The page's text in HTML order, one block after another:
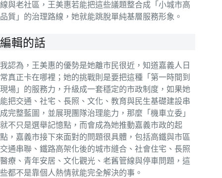
線與老社區，王美惠若能把這些議題整合成「小城市高
品質」的治理路線，她就能跳脫單純基層服務形象。
編輯的話
我認為，王美惠的優勢是她離市民很近，知道嘉義人日
常真正卡在哪裡；她的挑戰則是要把這種「第一時間到
現場」的服務力，升級成一套穩定的市政制度，如果她
能把交通、社宅、長照、文化、教育與民生基礎建設串
成完整藍圖，並展現團隊治理能力，那麼「機車立委」
就不只是選舉記憶點，而會成為她推動嘉義市政的起
點，嘉義市接下來面對的問題很具體，包括高鐵與市區
交通串聯、鐵路高架化後的城市縫合、社會住宅、長照
醫療、青年安居、文化觀光、老舊管線與停車問題，這
些都不是靠個人熱情就能完全解決的事。